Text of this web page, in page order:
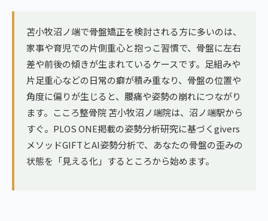
ヨガ・ピラティス
鹿児島エリア（3院）
→ エリア一覧（全11エリア）
苫小牧沼ノ端で骨盤矯正を検討される方に多いのは、
家事や育児での片側重心と抱っこ習慣で、骨盤に左右
差や前後の傾きが生まれているケースです。足組みや
片足重心などの日常の癖が積み重なり、骨盤の位置や
角度に偏りが生じると、腰痛や姿勢の崩れにつながり
ます。こころ整骨院 苫小牧沼ノ端院は、沼ノ端駅から
すぐ。PLOS ONE掲載の姿勢分析研究に基づくgivers
メソッドGIFTとAI姿勢分析で、あなたの骨盤の歪みの
状態を「見える化」するところから始めます。